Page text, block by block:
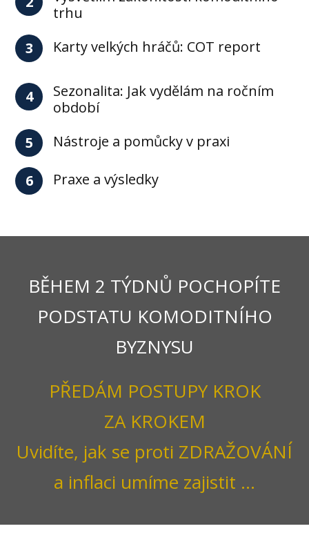
trhu
3
Karty velkých hráčů: COT report
4
Sezonalita: Jak vydělám na ročním
období
5
Nástroje a pomůcky v praxi
6 Praxe a výsledky
BĚHEM 2 TÝDNŮ POCHOPÍTE
PODSTATU KOMODITNÍHO
BYZNYSU
PŘEDÁM POSTUPY KROK
ZA KROKEM
Uvidíte, jak se proti ZDRAŽOVÁNÍ
a inflaci umíme zajistit ...